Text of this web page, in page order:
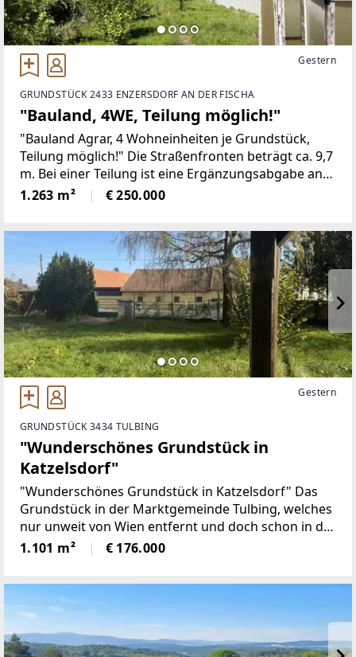
Gestern
GRUNDSTÜCK 2433 ENZERSDORF AN DER FISCHA
"Bauland, 4WE, Teilung möglich!"
"Bauland Agrar, 4 Wohneinheiten je Grundstück,
Teilung möglich!" Die Straßenfronten beträgt ca. 9,7
m. Bei einer Teilung ist eine Ergänzungsabgabe an
die Gemeinde zu entrichten.Es sind laut Grundbuch
zwei Grundstücke auf einer
1.263 m² € 250.000
Gestern
GRUNDSTÜCK 3434 TULBING
"Wunderschönes Grundstück in
Katzelsdorf"
"Wunderschönes Grundstück in Katzelsdorf" Das
Grundstück in der Marktgemeinde Tulbing, welches
nur unweit von Wien entfernt und doch schon in der
Natur gelegen ist eine Rarität und für den Bau des
neuen Eigenheims bestens ausgerichtet.
1.101 m² € 176.000